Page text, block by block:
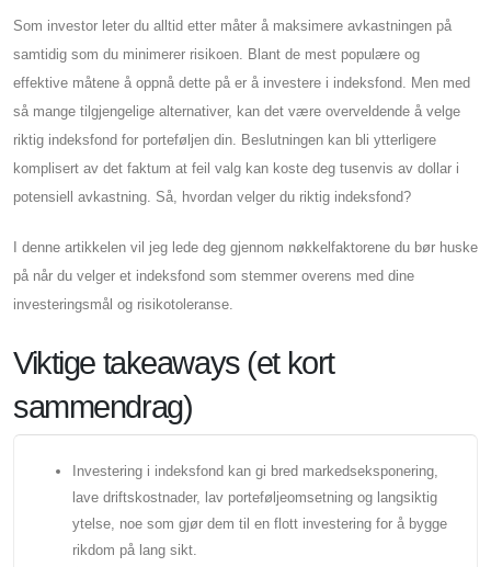
Som investor leter du alltid etter måter å maksimere avkastningen på
samtidig som du minimerer risikoen. Blant de mest populære og
effektive måtene å oppnå dette på er å investere i indeksfond. Men med
så mange tilgjengelige alternativer, kan det være overveldende å velge
riktig indeksfond for porteføljen din. Beslutningen kan bli ytterligere
komplisert av det faktum at feil valg kan koste deg tusenvis av dollar i
potensiell avkastning. Så, hvordan velger du riktig indeksfond?
I denne artikkelen vil jeg lede deg gjennom nøkkelfaktorene du bør huske
på når du velger et indeksfond som stemmer overens med dine
investeringsmål og risikotoleranse.
Viktige takeaways (et kort
sammendrag)
Investering i indeksfond kan gi bred markedseksponering,
lave driftskostnader, lav porteføljeomsetning og langsiktig
ytelse, noe som gjør dem til en flott investering for å bygge
rikdom på lang sikt.